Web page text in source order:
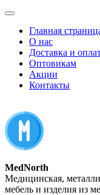
Главная
О нас
Доставка и
Оптовикам
Акции
Контакты
MedNorth
Медицинская,
мебель и изделия из